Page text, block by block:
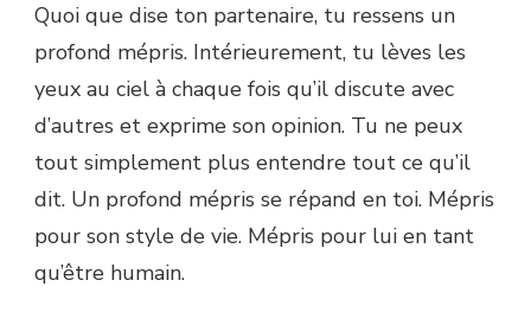
Quoi que dise ton partenaire, tu ressens un
profond mépris. Intérieurement, tu lèves les
yeux au ciel à chaque fois qu’il discute avec
d’autres et exprime son opinion. Tu ne peux
tout simplement plus entendre tout ce qu’il
dit. Un profond mépris se répand en toi. Mépris
pour son style de vie. Mépris pour lui en tant
qu’être humain.